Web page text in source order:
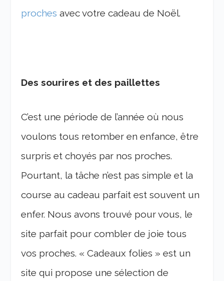
proches avec votre cadeau de Noël.
Des sourires et des paillettes
C’est une période de l’année où nous
voulons tous retomber en enfance, être
surpris et choyés par nos proches.
Pourtant, la tâche n’est pas simple et la
course au cadeau parfait est souvent un
enfer. Nous avons trouvé pour vous, le
site parfait pour combler de joie tous
vos proches. « Cadeaux folies » est un
site qui propose une sélection de